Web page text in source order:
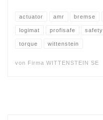
actuator amr bremse
logimat profisafe safety
torque wittenstein
von Firma WITTENSTEIN SE